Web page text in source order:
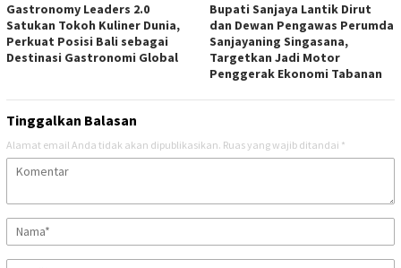
Gastronomy Leaders 2.0
Satukan Tokoh Kuliner Dunia,
Perkuat Posisi Bali sebagai
Destinasi Gastronomi Global
Bupati Sanjaya Lantik Dirut
dan Dewan Pengawas Perumda
Sanjayaning Singasana,
Targetkan Jadi Motor
Penggerak Ekonomi Tabanan
Tinggalkan Balasan
Alamat email Anda tidak akan dipublikasikan. Ruas yang wajib ditandai *